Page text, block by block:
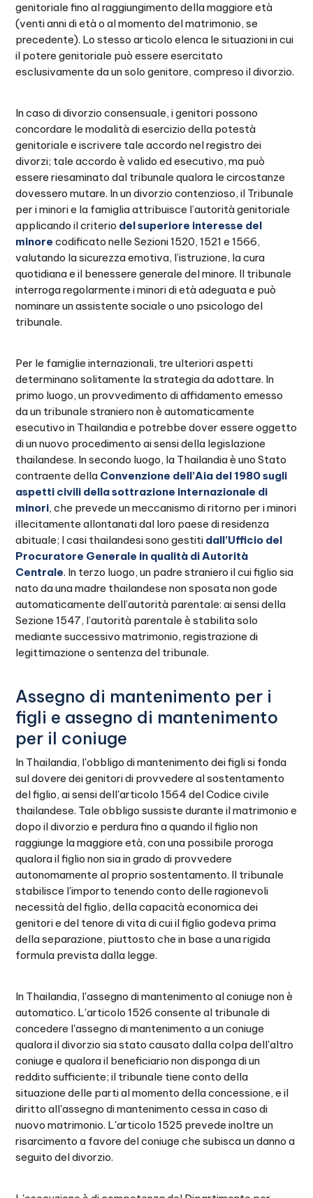
genitoriale fino al raggiungimento della maggiore età
(venti anni di età o al momento del matrimonio, se
precedente). Lo stesso articolo elenca le situazioni in cui
il potere genitoriale può essere esercitato
esclusivamente da un solo genitore, compreso il divorzio.
In caso di divorzio consensuale, i genitori possono
concordare le modalità di esercizio della potestà
genitoriale e iscrivere tale accordo nel registro dei
divorzi; tale accordo è valido ed esecutivo, ma può
essere riesaminato dal tribunale qualora le circostanze
dovessero mutare. In un divorzio contenzioso, il Tribunale
per i minori e la famiglia attribuisce l’autorità genitoriale
applicando il criterio del superiore interesse del
minore codificato nelle Sezioni 1520, 1521 e 1566,
valutando la sicurezza emotiva, l’istruzione, la cura
quotidiana e il benessere generale del minore. Il tribunale
interroga regolarmente i minori di età adeguata e può
nominare un assistente sociale o uno psicologo del
tribunale.
Per le famiglie internazionali, tre ulteriori aspetti
determinano solitamente la strategia da adottare. In
primo luogo, un provvedimento di affidamento emesso
da un tribunale straniero non è automaticamente
esecutivo in Thailandia e potrebbe dover essere oggetto
di un nuovo procedimento ai sensi della legislazione
thailandese. In secondo luogo, la Thailandia è uno Stato
contraente della Convenzione dell’Aia del 1980 sugli
aspetti civili della sottrazione internazionale di
minori, che prevede un meccanismo di ritorno per i minori
illecitamente allontanati dal loro paese di residenza
abituale; I casi thailandesi sono gestiti dall’Ufficio del
Procuratore Generale in qualità di Autorità
Centrale. In terzo luogo, un padre straniero il cui figlio sia
nato da una madre thailandese non sposata non gode
automaticamente dell’autorità parentale: ai sensi della
Sezione 1547, l’autorità parentale è stabilita solo
mediante successivo matrimonio, registrazione di
legittimazione o sentenza del tribunale.
Assegno di mantenimento per i
figli e assegno di mantenimento
per il coniuge
In Thailandia, l'obbligo di mantenimento dei figli si fonda
sul dovere dei genitori di provvedere al sostentamento
del figlio, ai sensi dell'articolo 1564 del Codice civile
thailandese. Tale obbligo sussiste durante il matrimonio e
dopo il divorzio e perdura fino a quando il figlio non
raggiunge la maggiore età, con una possibile proroga
qualora il figlio non sia in grado di provvedere
autonomamente al proprio sostentamento. Il tribunale
stabilisce l'importo tenendo conto delle ragionevoli
necessità del figlio, della capacità economica dei
genitori e del tenore di vita di cui il figlio godeva prima
della separazione, piuttosto che in base a una rigida
formula prevista dalla legge.
In Thailandia, l'assegno di mantenimento al coniuge non è
automatico. L'articolo 1526 consente al tribunale di
concedere l'assegno di mantenimento a un coniuge
qualora il divorzio sia stato causato dalla colpa dell'altro
coniuge e qualora il beneficiario non disponga di un
reddito sufficiente; il tribunale tiene conto della
situazione delle parti al momento della concessione, e il
diritto all'assegno di mantenimento cessa in caso di
nuovo matrimonio. L'articolo 1525 prevede inoltre un
risarcimento a favore del coniuge che subisca un danno a
seguito del divorzio.